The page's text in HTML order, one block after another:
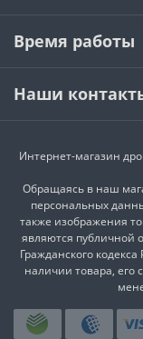
Время работы
Наши
Интернет-магазин
Обращаясь в наш
персональных
также изображения
являются публичной
Гражданского
наличии товара, его